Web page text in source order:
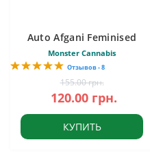
Auto Afgani Feminised
Monster Cannabis
Отзывов - 8
155.00 грн.
120.00 грн.
КУПИТЬ